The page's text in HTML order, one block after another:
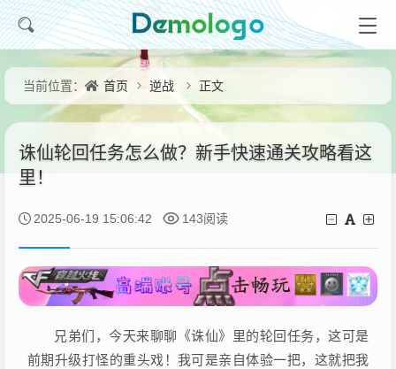
当前位置： 首页 逆战 正文
诛仙轮回任务怎么做？新手快速通关攻略看这
里！
2025-06-19 15:06:42 143阅读
兄弟们，今天来聊聊《诛仙》里的轮回任务，这可是
前期升级打怪的重头戏！我可是亲自体验一把，这就把我